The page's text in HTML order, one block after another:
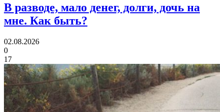
В разводе, мало денег, долги, дочь на
мне. Как быть?
02.08.2026
0
17